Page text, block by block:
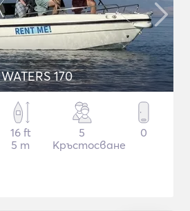
170
16 ft
5 m
5
Кръстосване
0